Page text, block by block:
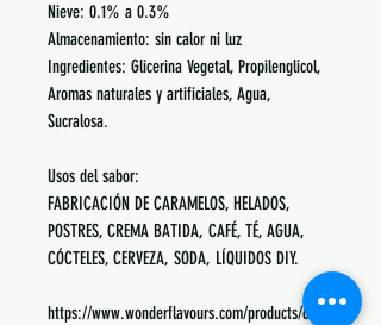
Nieve: 0.1% a 0.3%
Almacenamiento: sin calor ni luz
Ingredientes: Glicerina Vegetal, Propilenglicol,
Aromas naturales y artificiales, Agua,
Sucralosa.
Usos del sabor:
FABRICACIÓN DE CARAMELOS, HELADOS,
POSTRES, CREMA BATIDA, CAFÉ, TÉ, AGUA,
CÓCTELES, CERVEZA, SODA, LÍQUIDOS DIY.
https://www.wonderflavours.com/products/cola-